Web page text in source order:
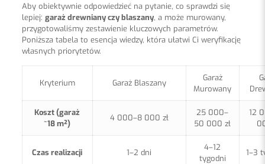
Aby obiektywnie odpowiedzieć na pytanie, co sprawdzi się
lepiej: garaż drewniany czy blaszany, a może murowany,
przygotowaliśmy zestawienie kluczowych parametrów.
Poniższa tabela to esencja wiedzy, która ułatwi Ci weryfikację
własnych priorytetów.
Kryterium Garaż Blaszany
Garaż
Murowany
Koszt (garaż
~18 m²)
4 000–8 000 zł
25 000–
50 000 zł
12
Czas realizacji 1–2 dni
4–12
tygodni
1–3